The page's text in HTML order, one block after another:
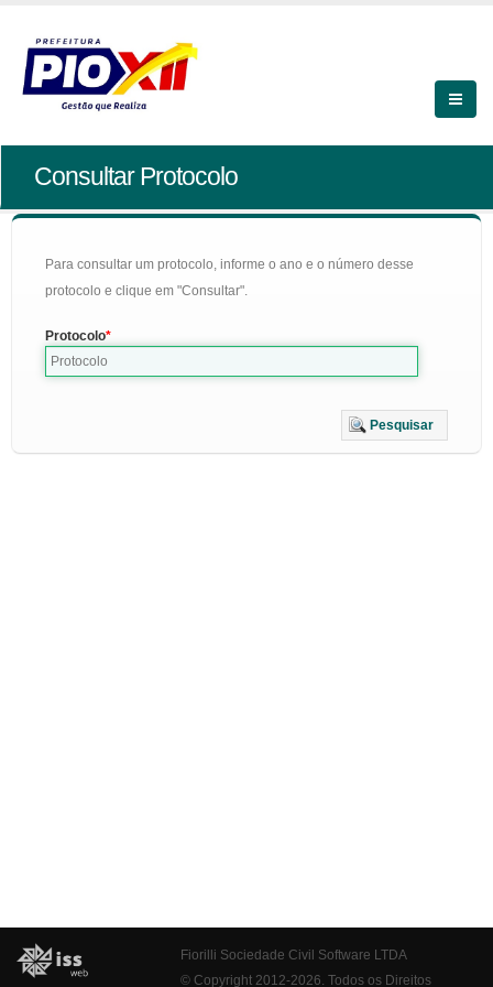
Consultar Protocolo
Para consultar um protocolo, informe o ano e o número desse
protocolo e clique em "Consultar".
Protocolo
Pesquisar
Fiorilli Sociedade Civil Software LTDA
© Copyright 2012-2026. Todos os Direitos